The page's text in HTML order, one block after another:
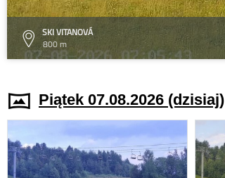
SKI VITANOVÁ
800 m
Piątek 07.08.2026 (dzisiaj)